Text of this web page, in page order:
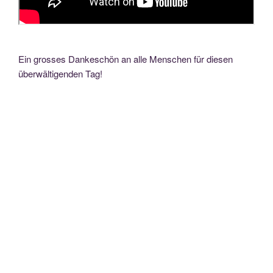
Ein grosses Dankeschön an alle Menschen für diesen
überwältigenden Tag!